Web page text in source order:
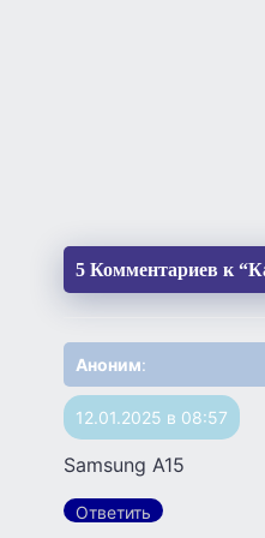
5 Комментариев к
Аноним:
12.01.2025 в 08:57
Samsung A15
Ответить